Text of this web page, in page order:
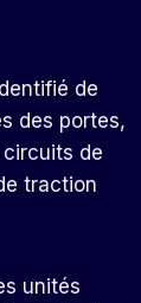
de
des portes,
de
traction
unités